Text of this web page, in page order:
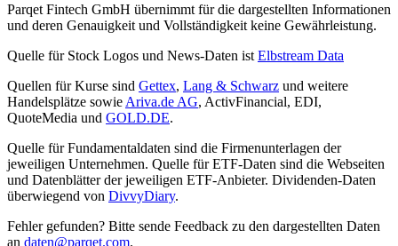
Parqet Fintech GmbH übernimmt für die dargestellten Informationen
und deren Genauigkeit und Vollständigkeit keine Gewährleistung.
Quelle für Stock Logos und News-Daten ist Elbstream Data
Quellen für Kurse sind Gettex, Lang & Schwarz und weitere
Handelsplätze sowie Ariva.de AG, ActivFinancial, EDI,
QuoteMedia und GOLD.DE.
Quelle für Fundamentaldaten sind die Firmenunterlagen der
jeweiligen Unternehmen. Quelle für ETF-Daten sind die Webseiten
und Datenblätter der jeweiligen ETF-Anbieter. Dividenden-Daten
überwiegend von DivvyDiary.
Fehler gefunden? Bitte sende Feedback zu den dargestellten Daten
an daten@parqet.com.